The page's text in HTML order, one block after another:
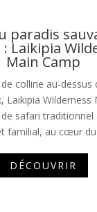
paradis
Laikipia
Main Camp
colline au-dessus
Laikipia Wilderness
safari traditionnel
familial, au cœur du
DÉCOUVRIR